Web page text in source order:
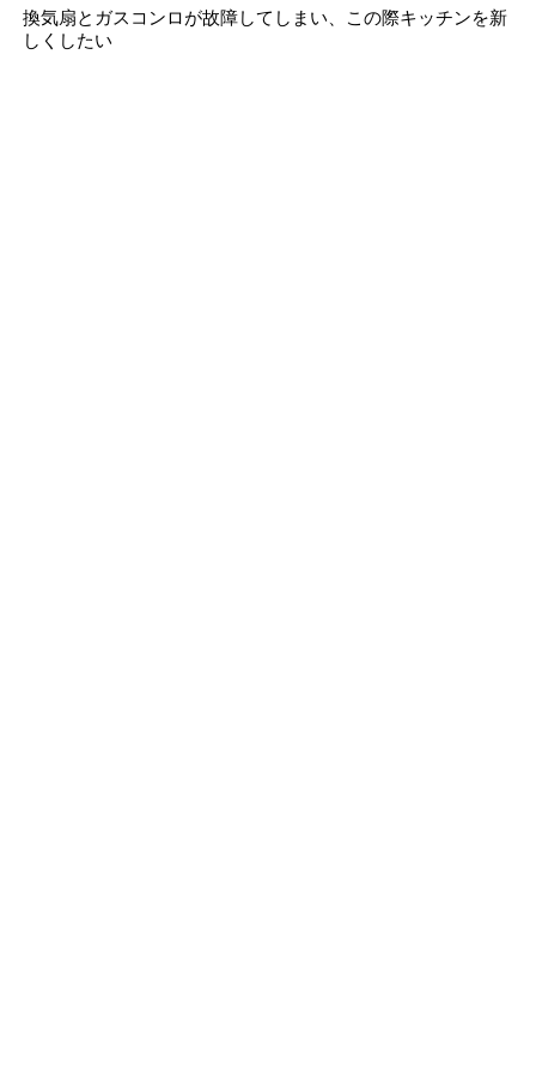
換気扇とガスコンロが故障してしまい、この際キッチンを新
しくしたい